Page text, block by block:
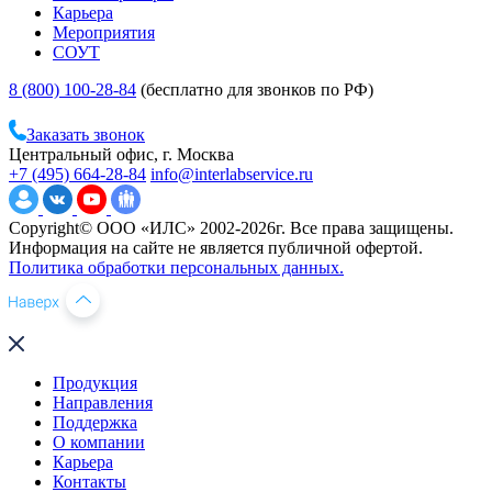
Карьера
Мероприятия
СОУТ
8 (800) 100-28-84 (бесплатно для звонков по РФ)
Заказать звонок
Центральный офис, г. Москва
+7 (495) 664-28-84 info@interlabservice.ru
Copyright© ООО «ИЛС» 2002-2026г. Все права защищены.
Информация на сайте не является публичной офертой.
Политика обработки персональных данных.
Продукция
Направления
Поддержка
О компании
Карьера
Контакты